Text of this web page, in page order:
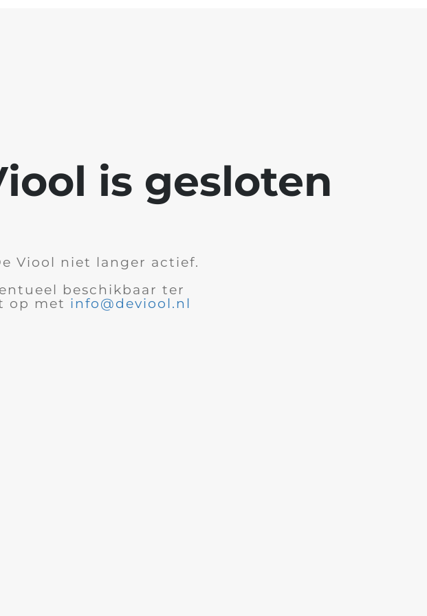
is gesloten
Viool niet langer actief.
beschikbaar ter
op met info@deviool.nl